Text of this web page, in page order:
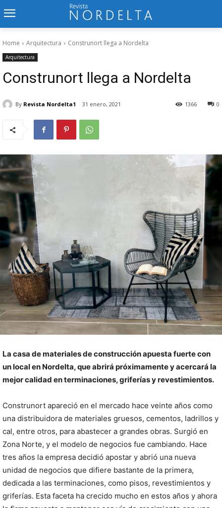
Home Arquitectura Construnort llega a Nordelta
Arquitectura
Construnort llega a Nordelta
By Revista Nordelta1 31 enero, 2021 0
1366
La casa de materiales de construcción apuesta fuerte con
un local en Nordelta, que abrirá próximamente y acercará la
mejor calidad en terminaciones, griferías y revestimientos.
Construnort apareció en el mercado hace veinte años como
una distribuidora de materiales gruesos, cementos, ladrillos y
cal, entre otros, para abastecer a grandes obras. Surgió en
Zona Norte, y el modelo de negocios fue cambiando. Hace
tres años la empresa decidió apostar y abrió una nueva
unidad de negocios que difiere bastante de la primera,
dedicada a las terminaciones, como pisos, revestimientos y
griferías. Esta faceta ha crecido mucho en estos años y ahora